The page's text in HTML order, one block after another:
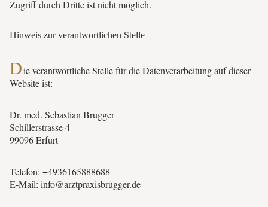
Zugriff durch Dritte ist nicht möglich.
Hinweis zur verantwortlichen Stelle
Die verantwortliche Stelle für die Datenverarbeitung auf dieser
Website ist:
Dr. med. Sebastian Brugger
Schillerstrasse 4
99096 Erfurt
Telefon: +4936165888688
E-Mail: info@­arztpraxisbrugger.de